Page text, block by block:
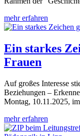
mehr erfahren
Ein starkes
Frauen
Auf großes Interesse
Beziehungen –
Montag, 10.11.2025,
mehr erfahren